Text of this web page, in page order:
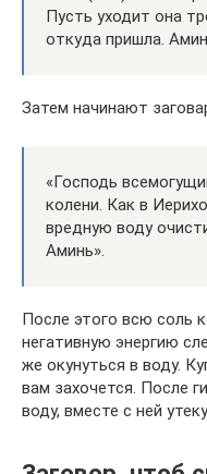
Пусть уходит она
откуда пришла.
Затем начинают
«Господь
колени. Как в
вредную воду
Аминь».
После этого всю соль
негативную энергию
же окунуться в воду.
вам захочется. После
воду, вместе с ней